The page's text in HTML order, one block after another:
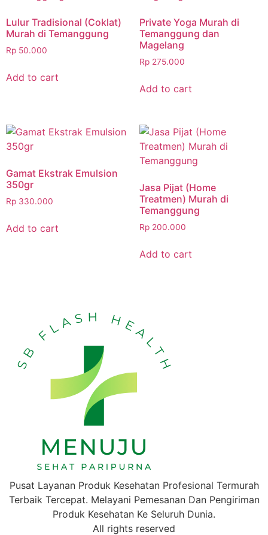
Lulur Tradisional (Coklat)
Murah di Temanggung
Rp 50.000
Add to cart
Private Yoga Murah di
Temanggung dan
Magelang
Rp275.000
Add to cart
Gamat Ekstrak Emulsion
350gr
Rp 330.000
Add to cart
Jasa Pijat (Home
Treatmen) Murah di
Temanggung
Rp200.000
Add to cart
Pusat Layanan Produk Kesehatan Profesional Termurah
Terbaik Tercepat. Melayani Pemesanan Dan Pengiriman
Produk Kesehatan Ke Seluruh Dunia.
All rights reserved